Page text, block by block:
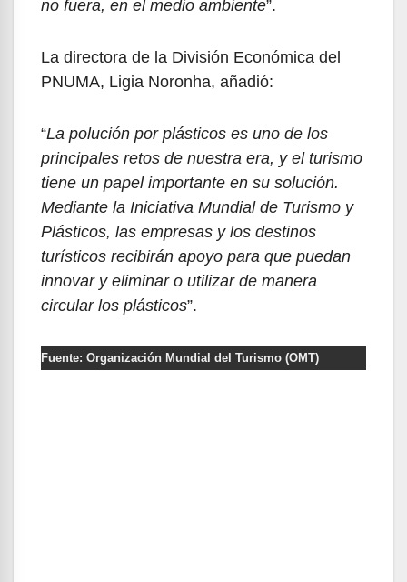
no fuera, en el medio ambiente”.
La directora de la División Económica del
PNUMA, Ligia Noronha, añadió:
“La polución por plásticos es uno de los
principales retos de nuestra era, y el turismo
tiene un papel importante en su solución.
Mediante la Iniciativa Mundial de Turismo y
Plásticos, las empresas y los destinos
turísticos recibirán apoyo para que puedan
innovar y eliminar o utilizar de manera
circular los plásticos”.
Fuente: Organización Mundial del Turismo (OMT)